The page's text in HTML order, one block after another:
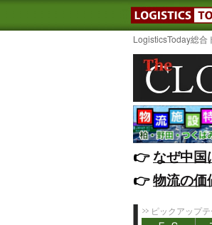
LogisticsToday総合
👉️なぜ中国
👉️物流の価
ピックアップ